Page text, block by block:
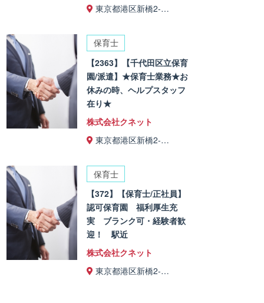
東京都港区新橋2-…
保育士
【2363】【千代田区立保育
園/派遣】★保育士業務★お
休みの時、ヘルプスタッフ
在り★
株式会社クネット
東京都港区新橋2-…
保育士
【372】【保育士/正社員】
認可保育園 福利厚生充
実 ブランク可・経験者歓
迎！ 駅近
株式会社クネット
東京都港区新橋2-…